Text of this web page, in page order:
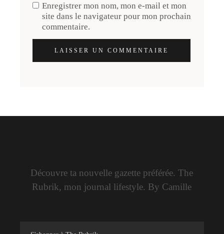
Enregistrer mon nom, mon e-mail et mon
site dans le navigateur pour mon prochain
commentaire.
LAISSER UN COMMENTAIRE
Découvre ta nouvelle gazette préférée. The
Rubrik, mon journal lifestyle. By Camille